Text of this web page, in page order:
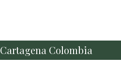
Colombia